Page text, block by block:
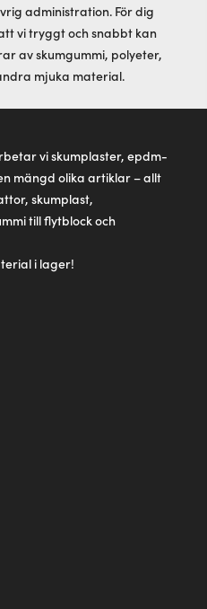
administration. För dig
vi tryggt och snabbt kan
av skumgummi, polyeter,
mjuka material.
vi skumplaster, epdm-
mängd olika artiklar – allt
skumplast,
till flytblock och
i lager!